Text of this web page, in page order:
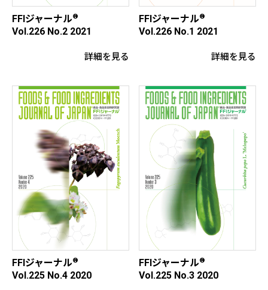
FFIジャーナル®
Vol.226 No.2 2021
詳細を見る
FFIジャーナル®
Vol.226 No.1 2021
詳細を見る
FFIジャーナル®
Vol.225 No.4 2020
FFIジャーナル®
Vol.225 No.3 2020